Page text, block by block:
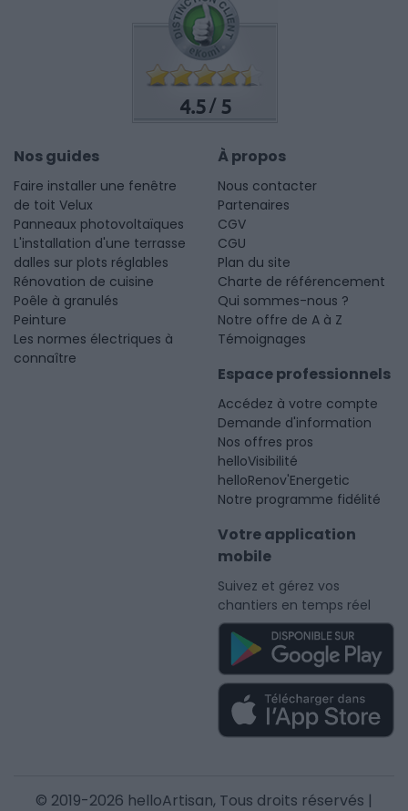
4.5 /5
Nos guides
Faire installer une fenêtre
de toit Velux
Panneaux photovoltaïques
L'installation d'une terrasse
dalles sur plots réglables
Rénovation de cuisine
Poêle à granulés
Peinture
Les normes électriques à
connaître
À propos
Nous contacter
Partenaires
CGV
CGU
Plan du site
Charte de référencement
Qui sommes-nous ?
Notre offre de A à Z
Témoignages
Espace professionnels
Accédez à votre compte
Demande d'information
Nos offres pros
helloVisibilité
helloRenov'Energetic
Notre programme fidélité
Votre application
mobile
Suivez et gérez vos
chantiers en temps réel
© 2019-2026 helloArtisan, Tous droits réservés |